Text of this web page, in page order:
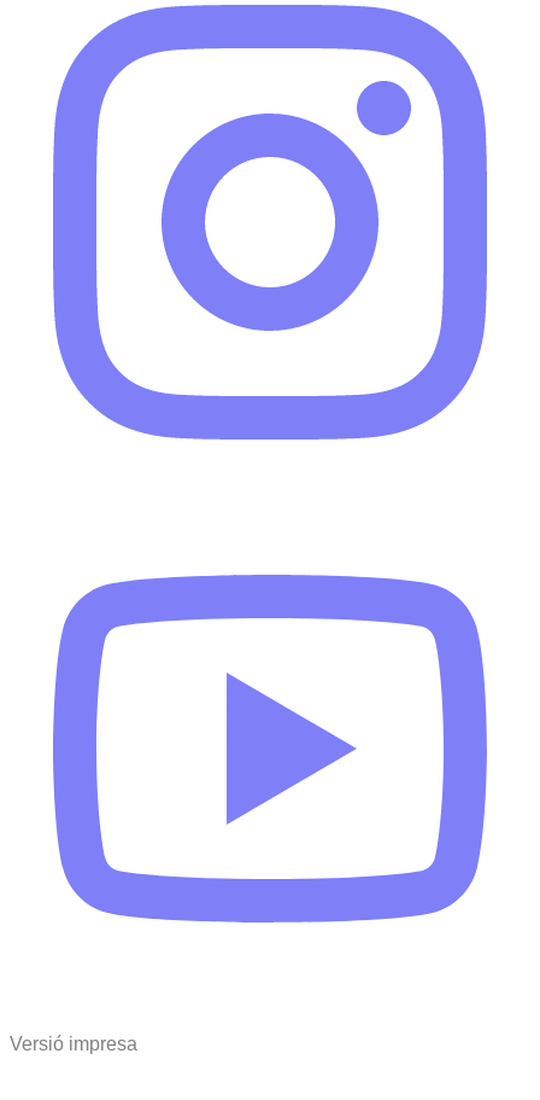
Versió impresa